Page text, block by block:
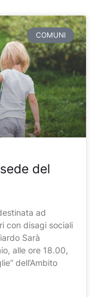
COMUNI
del
ad
con disagi sociali
Sarà
alle ore 18.00,
dell’Ambito